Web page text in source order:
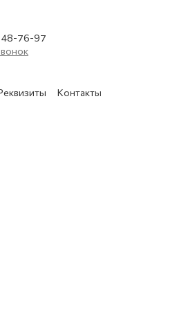
48-76-97
баллонов
Контакты